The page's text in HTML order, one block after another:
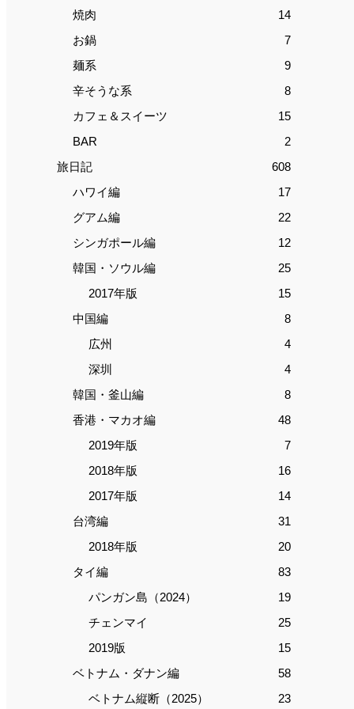
焼肉
14
お鍋
7
麺系
9
辛そうな系
8
カフェ＆スイーツ
15
BAR
2
旅日記
608
ハワイ編
17
グアム編
22
シンガポール編
12
韓国・ソウル編
25
2017年版
15
中国編
8
広州
4
深圳
4
韓国・釜山編
8
香港・マカオ編
48
2019年版
7
2018年版
16
2017年版
14
台湾編
31
2018年版
20
タイ編
83
パンガン島（2024）
19
チェンマイ
25
2019版
15
ベトナム・ダナン編
58
ベトナム縦断（2025）
23